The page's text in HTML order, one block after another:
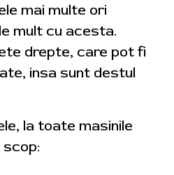
mai multe ori
mult cu acesta.
drepte, care pot fi
insa sunt destul
la toate masinile